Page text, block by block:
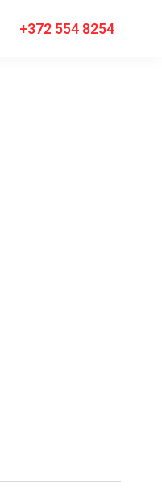
+372 554 8254